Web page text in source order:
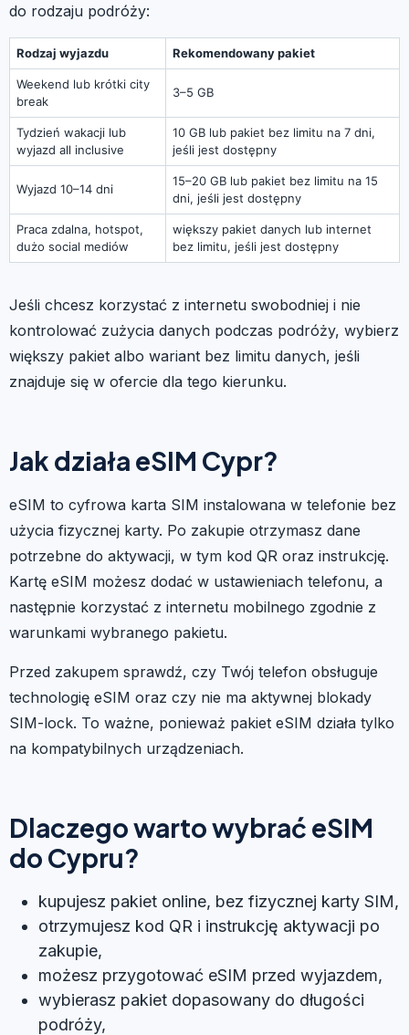
do rodzaju podróży:
Rodzaj wyjazdu Rekomendowany pakiet
Weekend lub krótki city
break
3–5 GB
Tydzień wakacji lub
wyjazd all inclusive
10 GB lub pakiet bez limitu na 7 dni,
jeśli jest dostępny
Wyjazd 10–14 dni
15–20 GB lub pakiet bez limitu na 15
dni, jeśli jest dostępny
Praca zdalna, hotspot,
dużo social mediów
większy pakiet danych lub internet
bez limitu, jeśli jest dostępny
Jeśli chcesz korzystać z internetu swobodniej i nie
kontrolować zużycia danych podczas podróży, wybierz
większy pakiet albo wariant bez limitu danych, jeśli
znajduje się w ofercie dla tego kierunku.
Jak działa eSIM Cypr?
eSIM to cyfrowa karta SIM instalowana w telefonie bez
użycia fizycznej karty. Po zakupie otrzymasz dane
potrzebne do aktywacji, w tym kod QR oraz instrukcję.
Kartę eSIM możesz dodać w ustawieniach telefonu, a
następnie korzystać z internetu mobilnego zgodnie z
warunkami wybranego pakietu.
Przed zakupem sprawdź, czy Twój telefon obsługuje
technologię eSIM oraz czy nie ma aktywnej blokady
SIM-lock. To ważne, ponieważ pakiet eSIM działa tylko
na kompatybilnych urządzeniach.
Dlaczego warto wybrać eSIM
do Cypru?
kupujesz pakiet online, bez fizycznej karty SIM,
otrzymujesz kod QR i instrukcję aktywacji po
zakupie,
możesz przygotować eSIM przed wyjazdem,
wybierasz pakiet dopasowany do długości
podróży,